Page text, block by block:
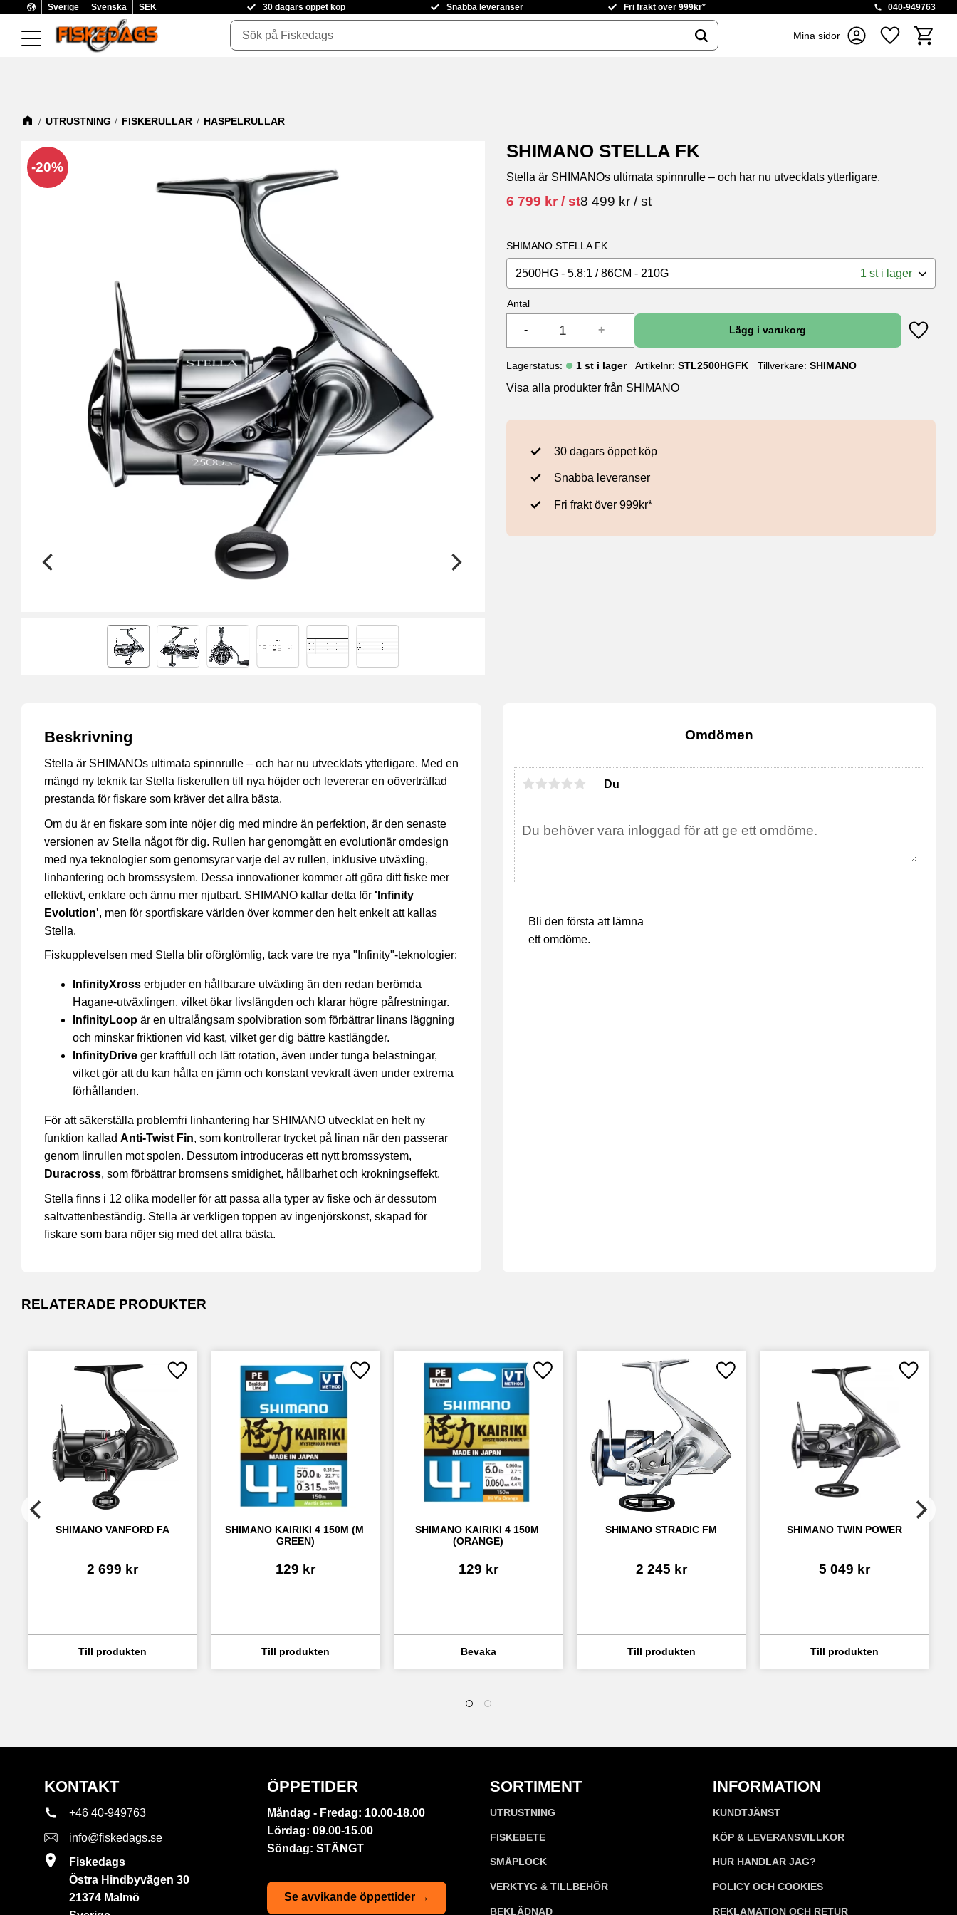
Sverige Svenska SEK 30 dagars öppet köp Snabba leveranser Fri frakt över 999kr* 040-949763
Mina sidor Favoriter
UTRUSTNING FISKERULLAR HASPELRULLAR
SHIMANO STELLA FK
​Stella är SHIMANOs ultimata spinnrulle – och har nu utvecklats ytterligare.
20%
Nedsatt pris:
6 799 kr / stOrdinarie pris:
8 499kr /st
SHIMANO STELLA FK
2500HG - 5.8:1 / 86CM - 210G 1 st i lager
Antal
+
-
Lägg
Lagerstatus 1 st i lager Artikelnr STL2500HGFK Tillverkare SHIMANO
Visa alla produkter från SHIMANO
30 dagars öppet köp
Snabba leveranser
Fri frakt över 999kr*
Beskrivning
Stella är SHIMANOs ultimata spinnrulle – och har nu utvecklats ytterligare. Med en
mängd ny teknik tar Stella fiskerullen till nya höjder och levererar en oöverträffad
prestanda för fiskare som kräver det allra bästa.
Om du är en fiskare som inte nöjer dig med mindre än perfektion, är den senaste
versionen av Stella något för dig. Rullen har genomgått en evolutionär omdesign
med nya teknologier som genomsyrar varje del av rullen, inklusive utväxling,
linhantering och bromssystem. Dessa innovationer kommer att göra ditt fiske mer
effektivt, enklare och ännu mer njutbart. SHIMANO kallar detta för 'Infinity
Evolution', men för sportfiskare världen över kommer den helt enkelt att kallas
Stella.
Fiskupplevelsen med Stella blir oförglömlig, tack vare tre nya "Infinity"-teknologier:
InfinityXross erbjuder en hållbarare utväxling än den redan berömda
Hagane-utväxlingen, vilket ökar livslängden och klarar högre påfrestningar.
InfinityLoop är en ultralångsam spolvibration som förbättrar linans läggning
och minskar friktionen vid kast, vilket ger dig bättre kastlängder.
InfinityDrive ger kraftfull och lätt rotation, även under tunga belastningar,
vilket gör att du kan hålla en jämn och konstant vevkraft även under extrema
förhållanden.
För att säkerställa problemfri linhantering har SHIMANO utvecklat en helt ny
funktion kallad Anti-Twist Fin, som kontrollerar trycket på linan när den passerar
genom linrullen mot spolen. Dessutom introduceras ett nytt bromssystem,
Duracross, som förbättrar bromsens smidighet, hållbarhet och krokningseffekt.
Stella finns i 12 olika modeller för att passa alla typer av fiske och är dessutom
saltvattenbeständig. Stella är verkligen toppen av ingenjörskonst, skapad för
fiskare som bara nöjer sig med det allra bästa.
Omdömen
Du
Bli den första att lämna
ett omdöme.
RELATERADE PRODUKTER
SHIMANO VANFORD FA
2 699 kr
Lägg till i favoriter
SHIMANO KAIRIKI 4 150M (M
GREEN)
129 kr
Lägg till i favoriter
SHIMANO KAIRIKI 4 150M
(ORANGE)
129 kr
Lägg till i favoriter
SHIMANO STRADIC FM
2 245 kr
Lägg till i favoriter
SHIMANO TWIN POWER
5 049 kr
Lägg till i
KONTAKT
+46 40-949763
info@fiskedags.se
Fiskedags
Östra Hindbyvägen 30
21374 Malmö
ÖPPETIDER
Måndag - Fredag: 10.00-18.00
Lördag: 09.00-15.00
Söndag: STÄNGT
Se avvikande öppettider →
SORTIMENT
UTRUSTNING
FISKEBETE
SMÅPLOCK
VERKTYG & TILLBEHÖR
BEKLÄDNAD
INFORMATION
KUNDTJÄNST
KÖP & LEVERANSVILLKOR
HUR HANDLAR JAG?
POLICY OCH COOKIES
REKLAMATION OCH RETUR